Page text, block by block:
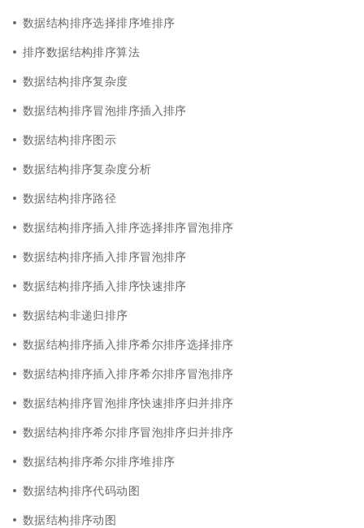
数据结构排序选择排序堆排序
排序数据结构排序算法
数据结构排序复杂度
数据结构排序冒泡排序插入排序
数据结构排序图示
数据结构排序复杂度分析
数据结构排序路径
数据结构排序插入排序选择排序冒泡排序
数据结构排序插入排序冒泡排序
数据结构排序插入排序快速排序
数据结构非递归排序
数据结构排序插入排序希尔排序选择排序
数据结构排序插入排序希尔排序冒泡排序
数据结构排序冒泡排序快速排序归并排序
数据结构排序希尔排序冒泡排序归并排序
数据结构排序希尔排序堆排序
数据结构排序代码动图
数据结构排序动图